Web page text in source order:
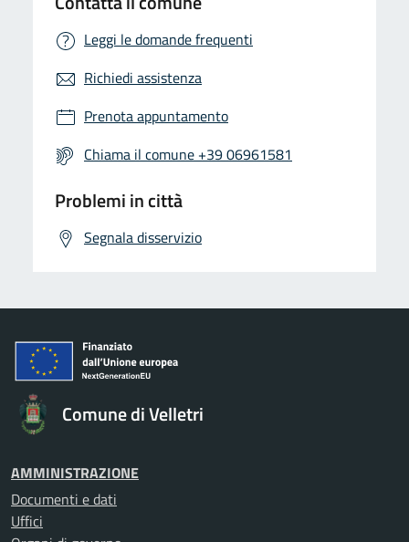
Leggi le domande frequenti
Richiedi assistenza
Prenota appuntamento
Chiama il comune +39 06961581
Problemi in città
Segnala disservizio
Comune di Velletri
AMMINISTRAZIONE
Documenti e dati
Uffici